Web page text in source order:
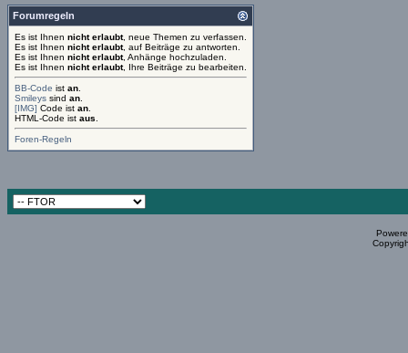
Forumregeln
Es ist Ihnen nicht erlaubt, neue Themen zu verfassen.
Es ist Ihnen nicht erlaubt, auf Beiträge zu antworten.
Es ist Ihnen nicht erlaubt, Anhänge hochzuladen.
Es ist Ihnen nicht erlaubt, Ihre Beiträge zu bearbeiten.
BB-Code ist an
Smileys sind an
[IMG] Code ist an
HTML-Code ist aus
Foren-Regeln